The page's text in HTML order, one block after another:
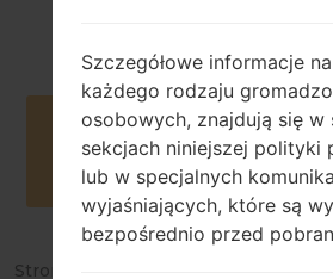
Buy accessories on
Strona startowa
Szczegółowe informacje
każdego rodzaju
osobowych, znajdują się w
sekcjach niniejszej polityki
lub w specjalnych
wyjaśniających, które są
bezpośrednio przed